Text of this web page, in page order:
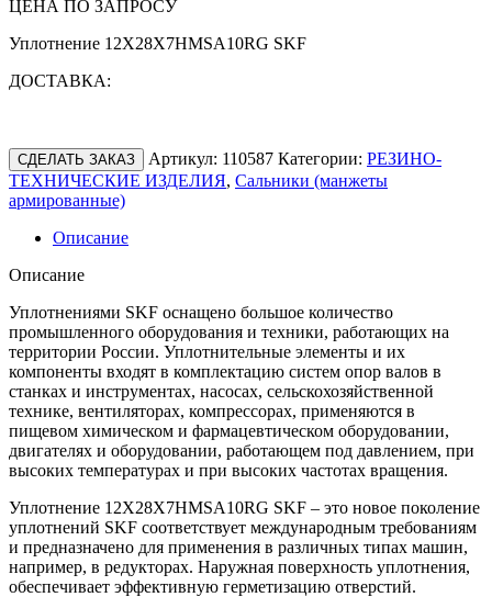
ЦЕНА ПО ЗАПРОСУ
Уплотнение 12X28X7HMSA10RG SKF
ДОСТАВКА:
СДЕЛАТЬ ЗАКАЗ Артикул: 110587 Категории: РЕЗИНО-
ТЕХНИЧЕСКИЕ ИЗДЕЛИЯ, Сальники (манжеты
армированные)
Описание
Описание
Уплотнениями SKF оснащено большое количество
промышленного оборудования и техники, работающих на
территории России. Уплотнительные элементы и их
компоненты входят в комплектацию систем опор валов в
станках и инструментах, насосах, сельскохозяйственной
технике, вентиляторах, компрессорах, применяются в
пищевом химическом и фармацевтическом оборудовании,
двигателях и оборудовании, работающем под давлением, при
высоких температурах и при высоких частотах вращения.
Уплотнение 12X28X7HMSA10RG SKF – это новое поколение
уплотнений SKF соответствует международным требованиям
и предназначено для применения в различных типах машин,
например, в редукторах. Наружная поверхность уплотнения,
обеспечивает эффективную герметизацию отверстий.